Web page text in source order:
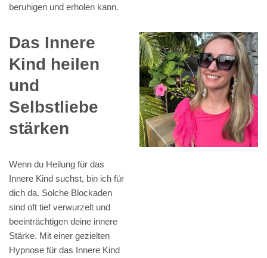
beruhigen und erholen kann.
Das Innere
Kind heilen
und
Selbstliebe
stärken
Wenn du Heilung für das
Innere Kind suchst, bin ich für
dich da. Solche Blockaden
sind oft tief verwurzelt und
beeinträchtigen deine innere
Stärke. Mit einer gezielten
Hypnose für das Innere Kind